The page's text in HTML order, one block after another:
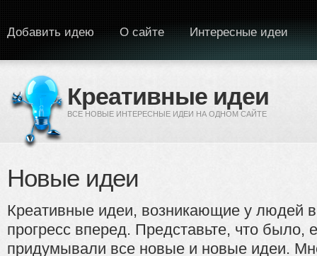
Креативные идеи
ВСЕ НОВЫЕ ИНТЕРЕСНЫЕ ИДЕИ НА ОДНОМ САЙТЕ
Добавить идею О сайте Интересные идеи
Новые идеи
Креативные идеи, возникающие у людей
прогресс вперед. Представьте, что
придумывали все новые и новые идеи.